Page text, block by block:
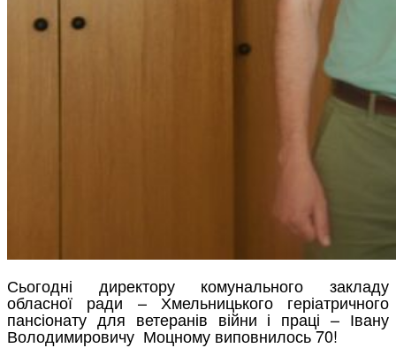
Сьогодні директору комунального закладу
обласної ради – Хмельницького геріатричного
пансіонату для ветеранів війни і праці – Івану
Володимировичу Моцному виповнилось 70!